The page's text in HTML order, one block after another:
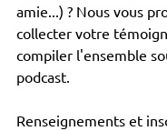
amie...) ? Nous vous
collecter votre
compiler l'ensemble
podcast.
Renseignements et